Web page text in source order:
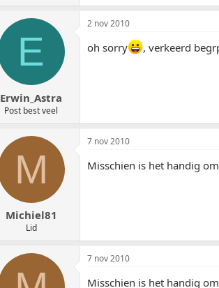
E
Erwin_Astra
Post best veel
2 nov 2010
oh sorry , verkeerd
M
Michiel81
Lid
7 nov 2010
Misschien is het handig
7 nov 2010
Misschien is het handig